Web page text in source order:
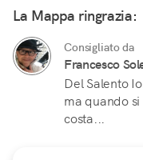
La Mappa ringrazia:
Consigliato da
Francesco
Del Salento
ma quando
costa...